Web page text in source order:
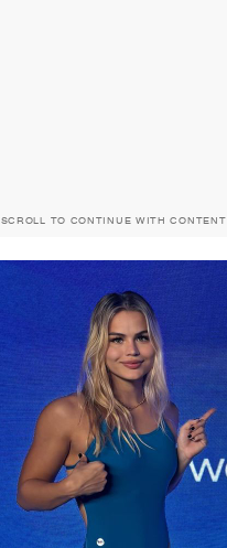
SCROLL TO CONTINUE WITH CONTENT